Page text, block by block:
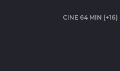
CINE 64 MIN (+16)